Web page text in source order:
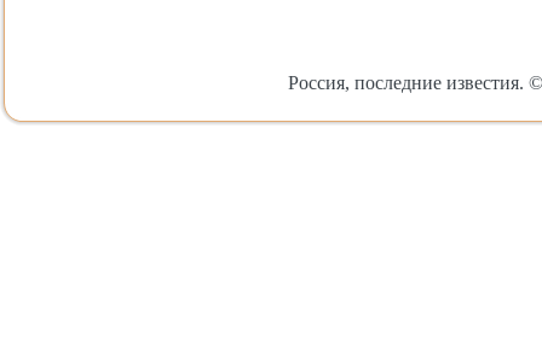
Россия, последние известия.